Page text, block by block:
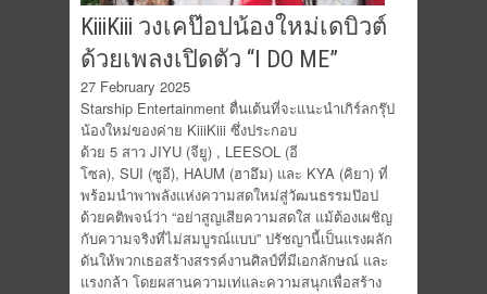
KiiiKiii วงเคป๊อปน้องใหม่เดบิวต์
ด้วยเพลงเปิดตัว “I DO ME”
27 February 2025
Starship Entertainment ตื่นเต้นที่จะแนะนำเกิร์ลกรุ๊ป
น้องใหม่ของค่าย KiiiKiii ซึ่งประกอบ
ด้วย 5 สาว JIYU (จียู) , LEESOL (อี
โซล), SUI (ซูอี), HAUM (ฮาอึม) และ KYA (คิยา) ที่
พร้อมนำพาพลังแห่งความสดใหม่สู่วัฒนธรรมป๊อป
ด้วยคติพจน์ว่า “อย่าสูญเสียความสดใส แม้ต้องเผชิญ
กับความจริงที่ไม่สมบูรณ์แบบ” ปรัชญานี้เป็นแรงผลัก
ดันให้พวกเธอสร้างสรรค์งานศิลป์ที่มีเอกลักษณ์ และ
แรงกล้า โดยผสานความเท่และความสนุกเพื่อสร้าง